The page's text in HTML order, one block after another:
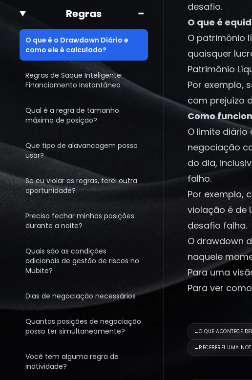
Regras −
O que é o Drawdown Diário e
como ele é calculado?
Regras de Saque Inteligente:
Financiamento Instantâneo
Qual é a regra de tamanho
máximo de posição?
Que tipo de alavancagem posso
usar?
Se eu violar as regras, terei outra
oportunidade?
Preciso fechar minhas posições
durante a noite?
Quais são as condições
adicionais de gestão de riscos no
Mubite?
Dias de negociação necessários
Quantas posições de negociação
posso ter simultaneamente?
Você tem alguma regra de
inatividade?
desafio.
O que é
O patrimônio
quaisquer
Patrimônio
Por exemplo,
com prejuízo
Como
O limite diário
negociação
do dia,
falho.
Por exemplo,
violação é de
desafio falha.
O drawdown
naquele
Para uma
Para ver
←O QUE ACONTECE
← RECEBEREI UMA